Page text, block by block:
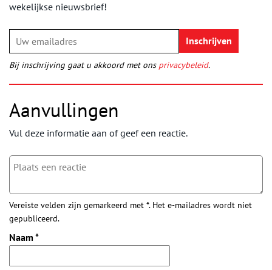
wekelijkse nieuwsbrief!
Bij inschrijving gaat u akkoord met ons privacybeleid.
Aanvullingen
Vul deze informatie aan of geef een reactie.
Vereiste velden zijn gemarkeerd met *. Het e-mailadres wordt niet
gepubliceerd.
Naam *